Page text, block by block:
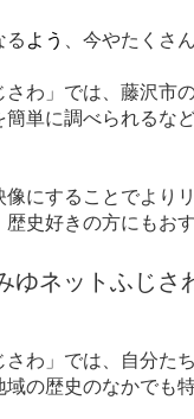
る よう 、今やたくさ
さわ」では、藤沢
単に調べられるな
にすることでより
史好きの方にもお
ゆネットふじさ
さわ」では、自分
の歴史のなかでも